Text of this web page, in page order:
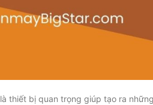
là thiết bị quan trọng giúp tạo ra